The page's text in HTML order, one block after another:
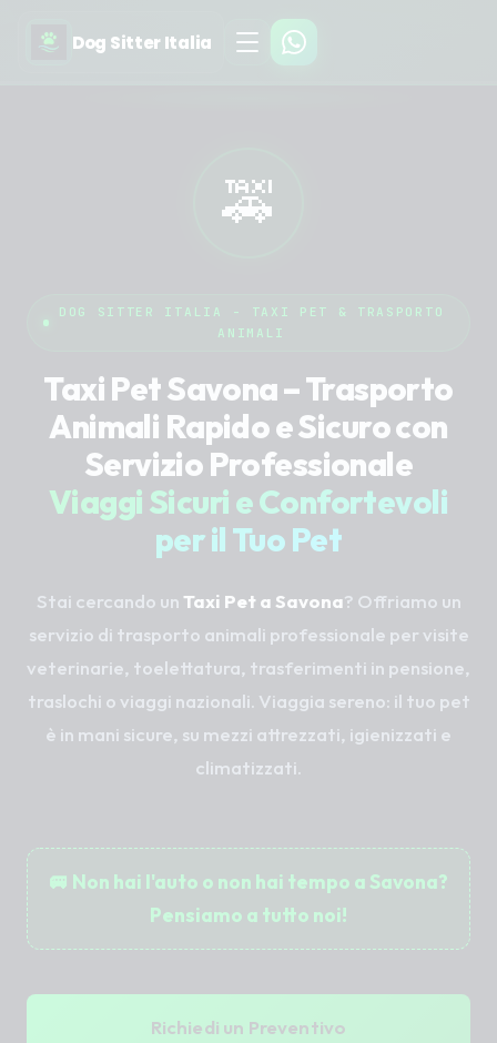
Dog Sitter Italia
🚕
DOG SITTER ITALIA - TAXI PET & TRASPORTO
ANIMALI
Taxi Pet Savona – Trasporto
Animali Rapido e Sicuro con
Servizio Professionale
Viaggi Sicuri e Confortevoli
per il Tuo Pet
Stai cercando unTaxi Pet a Savona? Offriamo un
servizio di trasporto animali professionale per visite
veterinarie, toelettatura, trasferimenti in pensione,
traslochi o viaggi nazionali. Viaggia sereno: il tuo pet
è in mani sicure, su mezzi attrezzati, igienizzati e
climatizzati.
🚐 Non hai l'auto o non hai tempo a Savona?
Pensiamo a tutto noi!
Richiedi un Preventivo